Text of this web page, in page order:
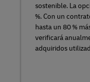
sostenible. La
%. Con un
hasta un 80 %
verificará
adquiridos